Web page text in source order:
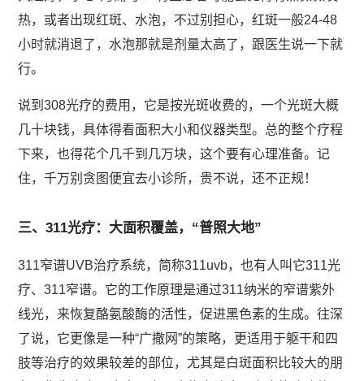
热，或者出现红斑、水泡，不过别担心，红斑一般24-48
小时就消退了，水泡那就是剂量太高了，跟医生说一下就
行。
说到308光疗的费用，它是按光斑收费的，一个光斑大概
几十块钱，具体得看面积大小和仪器类型。总的整个疗程
下来，也得花个几千到几万块，这个要有心理准备。记
住，千万别贪图便宜去小诊所，贵不说，还不正规！
三、311光疗：大面积覆盖，“普照大地”
311窄谱UVB治疗系统，简称311uvb，也有人叫它311光
疗、311窄谱。它的工作原理是通过311纳米的窄谱紫外
线光，来恢复酪氨酸酶的活性，促进黑色素的生成。往深
了说，它更像是一种“广撒网”的策略，更适用于躯干和四
肢等治疗的效果较差的部位，尤其是白斑面积比较大的朋